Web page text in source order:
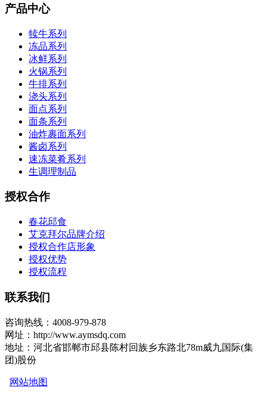
产品中心
犊牛系列
冻品系列
冰鲜系列
火锅系列
牛排系列
浇头系列
面点系列
面条系列
油炸裹面系列
酱卤系列
速冻菜肴系列
生调理制品
授权合作
春花邱食
艾克拜尔品牌介绍
授权合作店形象
授权优势
授权流程
联系我们
咨询热线：4008-979-878
网址：http://www.aymsdq.com
地址：河北省邯郸市邱县陈村回族乡东路北78m威九国际(集
团)股份
网站地图